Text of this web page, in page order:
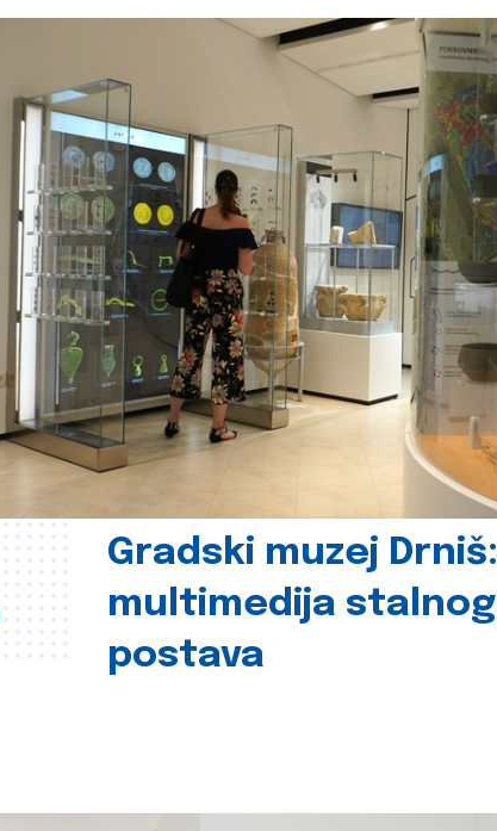
Gradski muzej Drniš:
multimedija stalnog
postava